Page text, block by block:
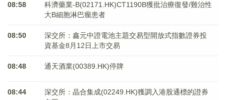
08:58
科濟藥業-B(02171.HK)CT1190B獲批治療復發/難治性
大B細胞淋巴瘤患者
08:50
深交所：鑫元中證電池主題交易型開放式指數證券投
資基金8月12日上市交易
08:48 通天酒業(00389.HK)停牌
08:44
深交所：晶合集成(02249.HK)獲調入港股通標的證券